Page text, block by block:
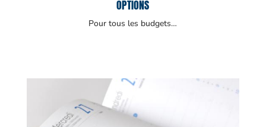
OPTIONS
Pour tous les budgets…